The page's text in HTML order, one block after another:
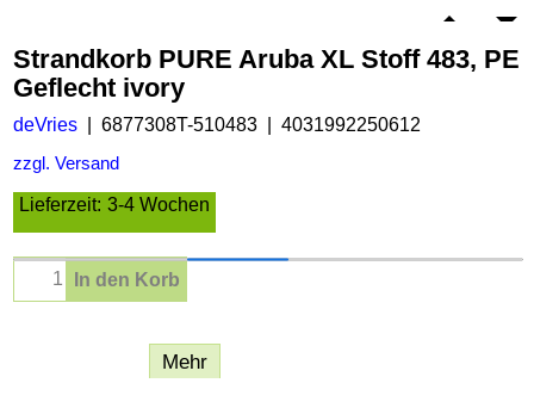
Strandkorb PURE Aruba XL Stoff 483, PE
Geflecht ivory
deVries 6877308T-510483 4031992250612
zzgl. Versand
Lieferzeit: 3-4 Wochen
In den Korb
Mehr